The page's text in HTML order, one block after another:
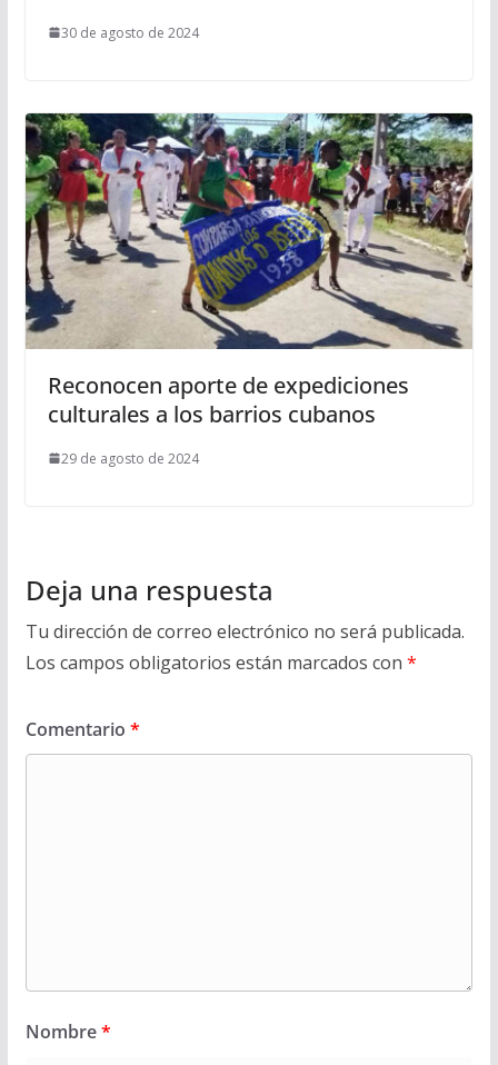
30 de agosto de 2024
Reconocen aporte de expediciones
culturales a los barrios cubanos
29 de agosto de 2024
Deja una respuesta
Tu dirección de correo electrónico no será publicada.
Los campos obligatorios están marcados con *
Comentario *
Nombre*